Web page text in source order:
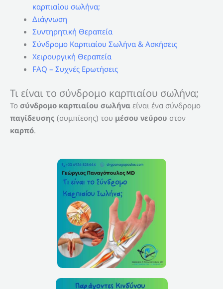
καρπιαίου σωλήνα;
Διάγνωση
Συντηρητική Θεραπεία
Σύνδρομο Καρπιαίου Σωλήνα & Ασκήσεις
Χειρουργική Θεραπεία
FAQ – Συχνές Ερωτήσεις
Τι είναι το σύνδρομο καρπιαίου σωλήνα;
Το σύνδρομο καρπιαίου σωλήνα είναι ένα σύνδρομο
παγίδευσης (συμπίεσης) του μέσου νεύρου στον
καρπό.